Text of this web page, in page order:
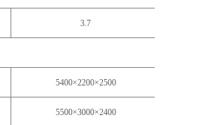
3.7
5400×2200×2500
5500×3000×2400